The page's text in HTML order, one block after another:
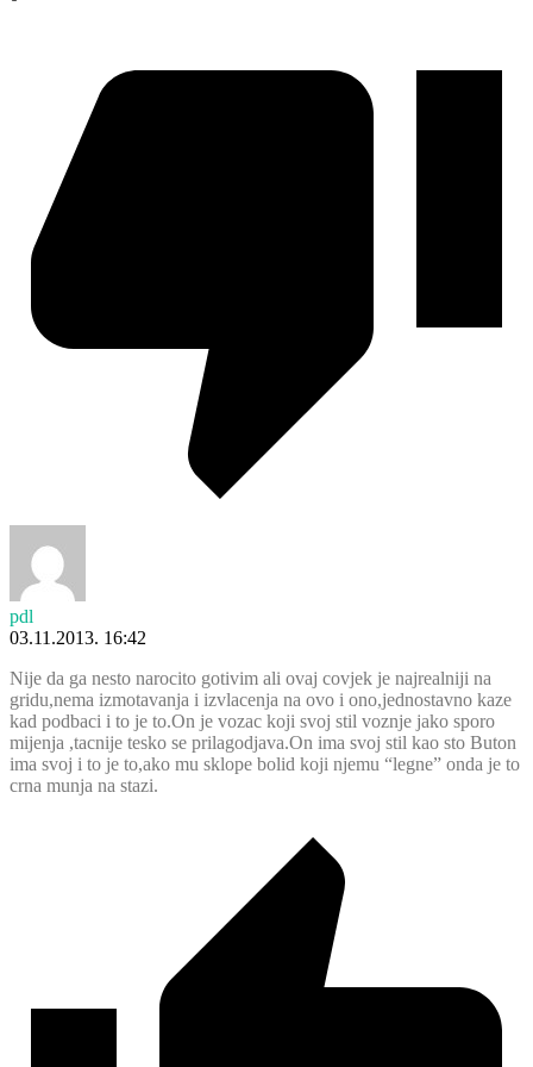
pdl
03.11.2013. 16:42
Nije da ga nesto narocito gotivim ali ovaj covjek je najrealniji na
gridu,nema izmotavanja i izvlacenja na ovo i ono,jednostavno kaze
kad podbaci i to je to.On je vozac koji svoj stil voznje jako sporo
mijenja ,tacnije tesko se prilagodjava.On ima svoj stil kao sto Buton
ima svoj i to je to,ako mu sklope bolid koji njemu “legne” onda je to
crna munja na stazi.